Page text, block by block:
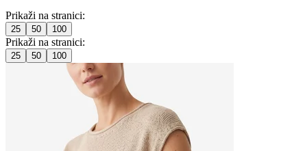
Prikaži na stranici:
25 50 100
Prikaži na stranici:
25 50 100